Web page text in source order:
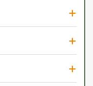
+
+
+